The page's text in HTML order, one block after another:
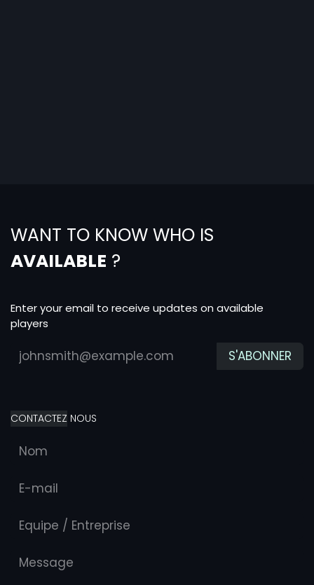
WANT TO KNOW WHO IS
AVAILABLE ?
Enter your email to receive updates on available
players
S'ABONNER
CONTACTEZ NOUS